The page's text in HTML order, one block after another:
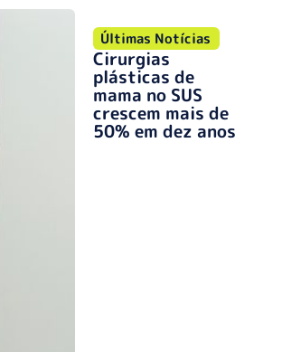
Últimas Notícias
Cirurgias
plásticas de
mama no SUS
crescem mais de
50% em dez anos